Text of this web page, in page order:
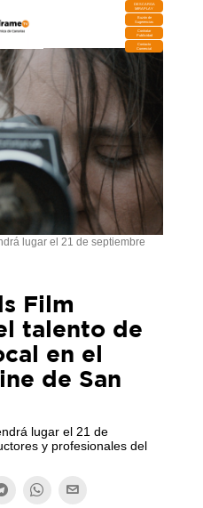
DESCARGA
MIRAPLAY
Buzón de
Sugerencias
Contratar
Publicidad
Contacto
Comercial
lugar el 21 de septiembre
Film
talento de
en el
de San
lugar el 21 de
y profesionales del